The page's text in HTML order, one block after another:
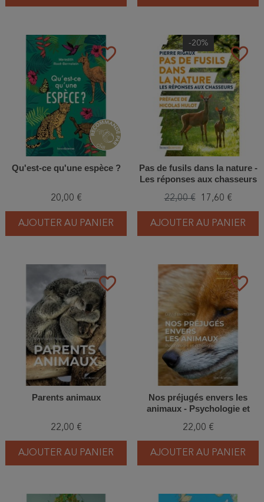
favorite_border
Qu'est-ce qu'une espèce ?
20,00 €
AJOUTER AU PANIER
favorite_border
-20%
Pas de fusils dans la nature -
Les réponses aux chasseurs
22,00 € 17,60 €
AJOUTER AU PANIER
favorite_border
Parents animaux
22,00 €
AJOUTER AU PANIER
favorite_border
Nos préjugés envers les
animaux - Psychologie et
22,00 €
AJOUTER AU PANIER